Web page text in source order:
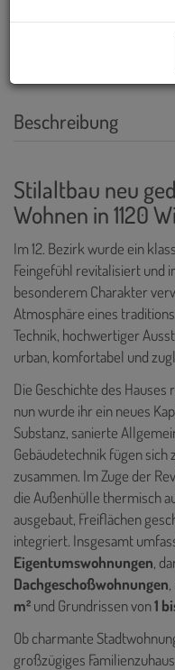
Beschreibung
Stilaltbau neu
Wohnen in 1120
Im 12. Bezirk wurde ein
Feingefühl revitalisiert und
besonderem Charakter
Atmosphäre eines
Technik, hochwertiger
urban, komfortabel und
Die Geschichte des
nun wurde ihr ein neues
Substanz, sanierte
Gebäudetechnik fügen
zusammen. Im Zuge der
die Außenhülle thermisch
ausgebaut, Freiflächen
integriert. Insgesamt
Eigentumswohnungen,
Dachgeschoßwohnungen
m²und Grundrissen von1
Ob charmante
großzügiges